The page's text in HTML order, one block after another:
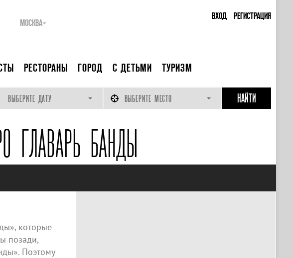
ВХОД РЕГИСТРАЦИЯ
МОСКВА
РЕСТОРАНЫ ГОРОД С ДЕТЬМИ ТУРИЗМ
ВЫБЕРИТЕ ДАТУ ВЫБЕРИТЕ МЕСТО
ГЛАВАРЬ БАНДЫ
которые
позади,
Поэтому